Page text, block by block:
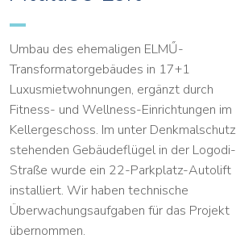
Umbau des ehemaligen ELMŰ-
Transformatorgebäudes in 17+1
Luxusmietwohnungen, ergänzt durch
Fitness- und Wellness-Einrichtungen im
Kellergeschoss. Im unter Denkmalschutz
stehenden Gebäudeflügel in der Logodi-
Straße wurde ein 22-Parkplatz-Autolift
installiert. Wir haben technische
Überwachungsaufgaben für das Projekt
übernommen.